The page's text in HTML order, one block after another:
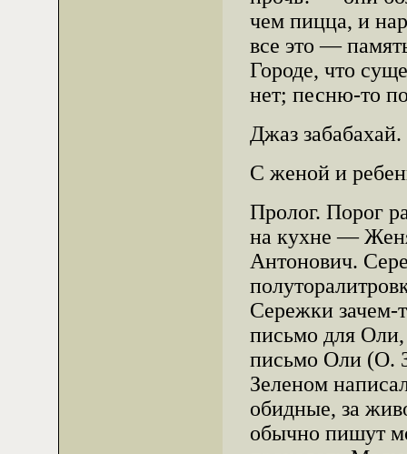
чем пицца, и
все это —
Городе, что
нет; песню-то
Джаз забабахай.
С женой и
Пролог. Порог
на кухне —
Антонович.
Сережки зачем-
письмо для Оли,
письмо Оли (О.
Зеленом
обидные, за
обычно пишут